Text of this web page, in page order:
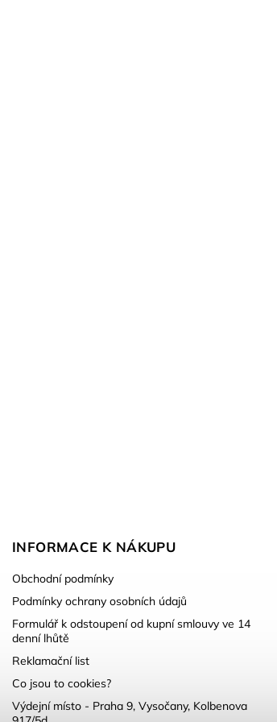
INFORMACE K NÁKUPU
Obchodní podmínky
Podmínky ochrany osobních údajů
Formulář k odstoupení od kupní smlouvy ve 14
denní lhůtě
Reklamační list
Co jsou to cookies?
Výdejní místo - Praha 9, Vysočany, Kolbenova